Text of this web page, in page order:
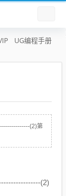
UG编程手册
(2)第
(2)